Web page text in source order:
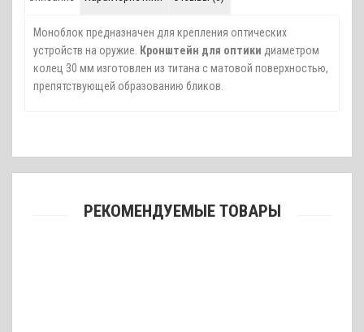
Моноблок предназначен для крепления оптических
устройств на оружие. Кронштейн для оптики диаметром
колец 30 мм изготовлен из титана с матовой поверхностью,
препятствующей образованию бликов.
РЕКОМЕНДУЕМЫЕ ТОВАРЫ